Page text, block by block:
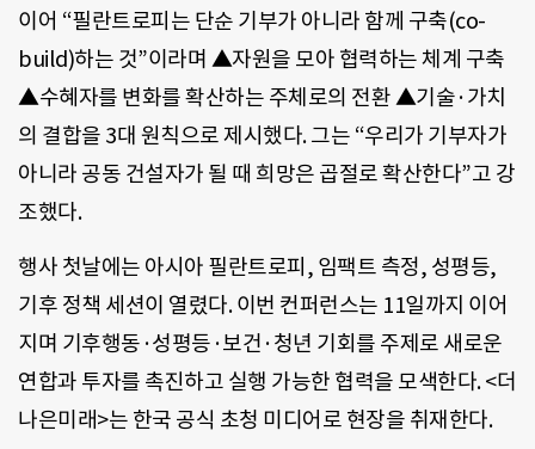
이어 “필란트로피는 단순 기부가 아니라 함께 구축(co-
build)하는 것”이라며 ▲자원을 모아 협력하는 체계 구축
▲수혜자를 변화를 확산하는 주체로의 전환 ▲기술·가치
의 결합을 3대 원칙으로 제시했다. 그는 “우리가 기부자가
아니라 공동 건설자가 될 때 희망은 곱절로 확산한다”고 강
조했다.
행사 첫날에는 아시아 필란트로피, 임팩트 측정, 성평등,
기후 정책 세션이 열렸다. 이번 컨퍼런스는 11일까지 이어
지며 기후행동·성평등·보건·청년 기회를 주제로 새로운
연합과 투자를 촉진하고 실행 가능한 협력을 모색한다. <더
나은미래>는 한국 공식 초청 미디어로 현장을 취재한다.